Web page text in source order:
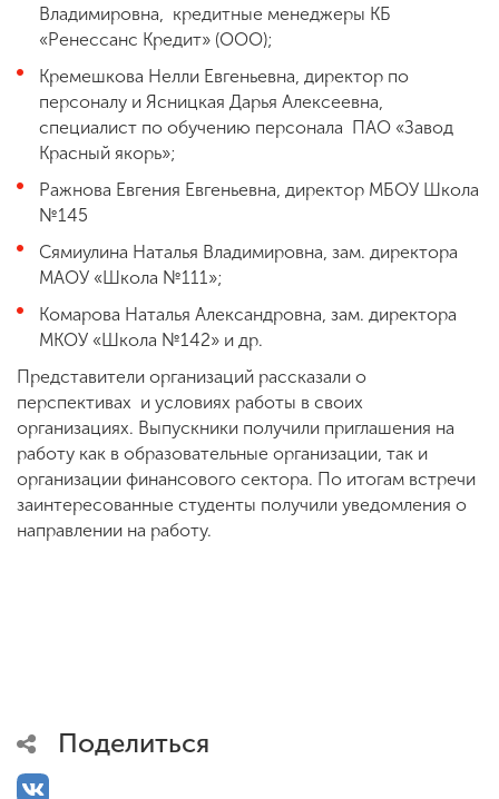
Владимировна, кредитные менеджеры КБ
«Ренессанс Кредит» (ООО);
Кремешкова Нелли Евгеньевна, директор по
персоналу и Ясницкая Дарья Алексеевна,
специалист по обучению персонала ПАО «Завод
Красный якорь»;
Ражнова Евгения Евгеньевна, директор МБОУ Школа
№145
Сямиулина Наталья Владимировна, зам. директора
МАОУ «Школа №111»;
Комарова Наталья Александровна, зам. директора
МКОУ «Школа №142» и др.
Представители организаций рассказали о
перспективах и условиях работы в своих
организациях. Выпускники получили приглашения на
работу как в образовательные организации, так и
организации финансового сектора. По итогам встречи
заинтересованные студенты получили уведомления о
направлении на работу.
Поделиться